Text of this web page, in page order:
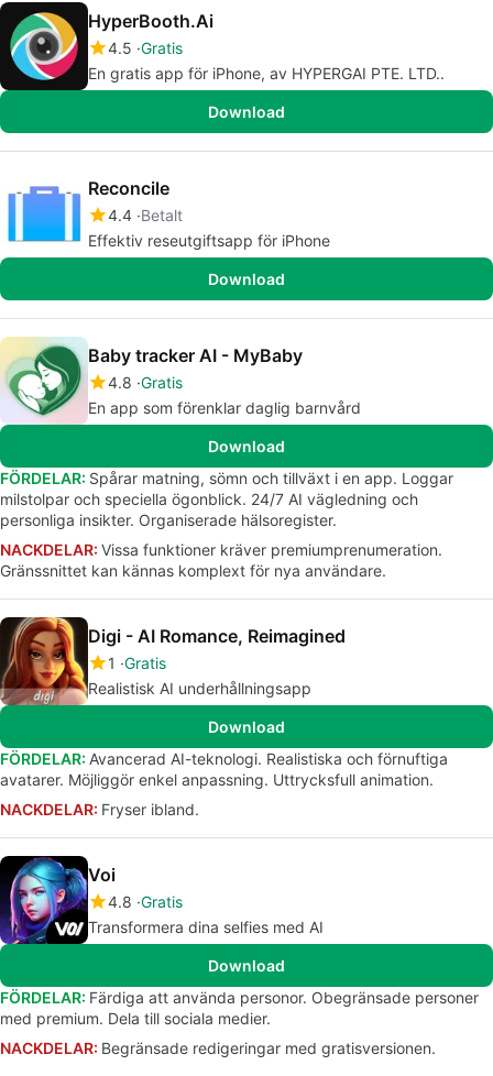
HyperBooth.Ai
4.5 Gratis
En gratis app för iPhone, av HYPERGAI PTE. LTD..
Download
Reconcile
4.4 Betalt
Effektiv reseutgiftsapp för iPhone
Download
Baby tracker AI - MyBaby
4.8 Gratis
En app som förenklar daglig barnvård
Download
FÖRDELAR: Spårar matning, sömn och tillväxt i en app. Loggar
milstolpar och speciella ögonblick. 24/7 AI vägledning och
personliga insikter. Organiserade hälsoregister.
NACKDELAR: Vissa funktioner kräver premiumprenumeration.
Gränssnittet kan kännas komplext för nya användare.
Digi - AI Romance, Reimagined
1 Gratis
Realistisk AI underhållningsapp
Download
FÖRDELAR: Avancerad AI-teknologi. Realistiska och förnuftiga
avatarer. Möjliggör enkel anpassning. Uttrycksfull animation.
NACKDELAR: Fryser ibland.
Voi
4.8 Gratis
Transformera dina selfies med AI
Download
FÖRDELAR: Färdiga att använda personor. Obegränsade personer
med premium. Dela till sociala medier.
NACKDELAR: Begränsade redigeringar med gratisversionen.